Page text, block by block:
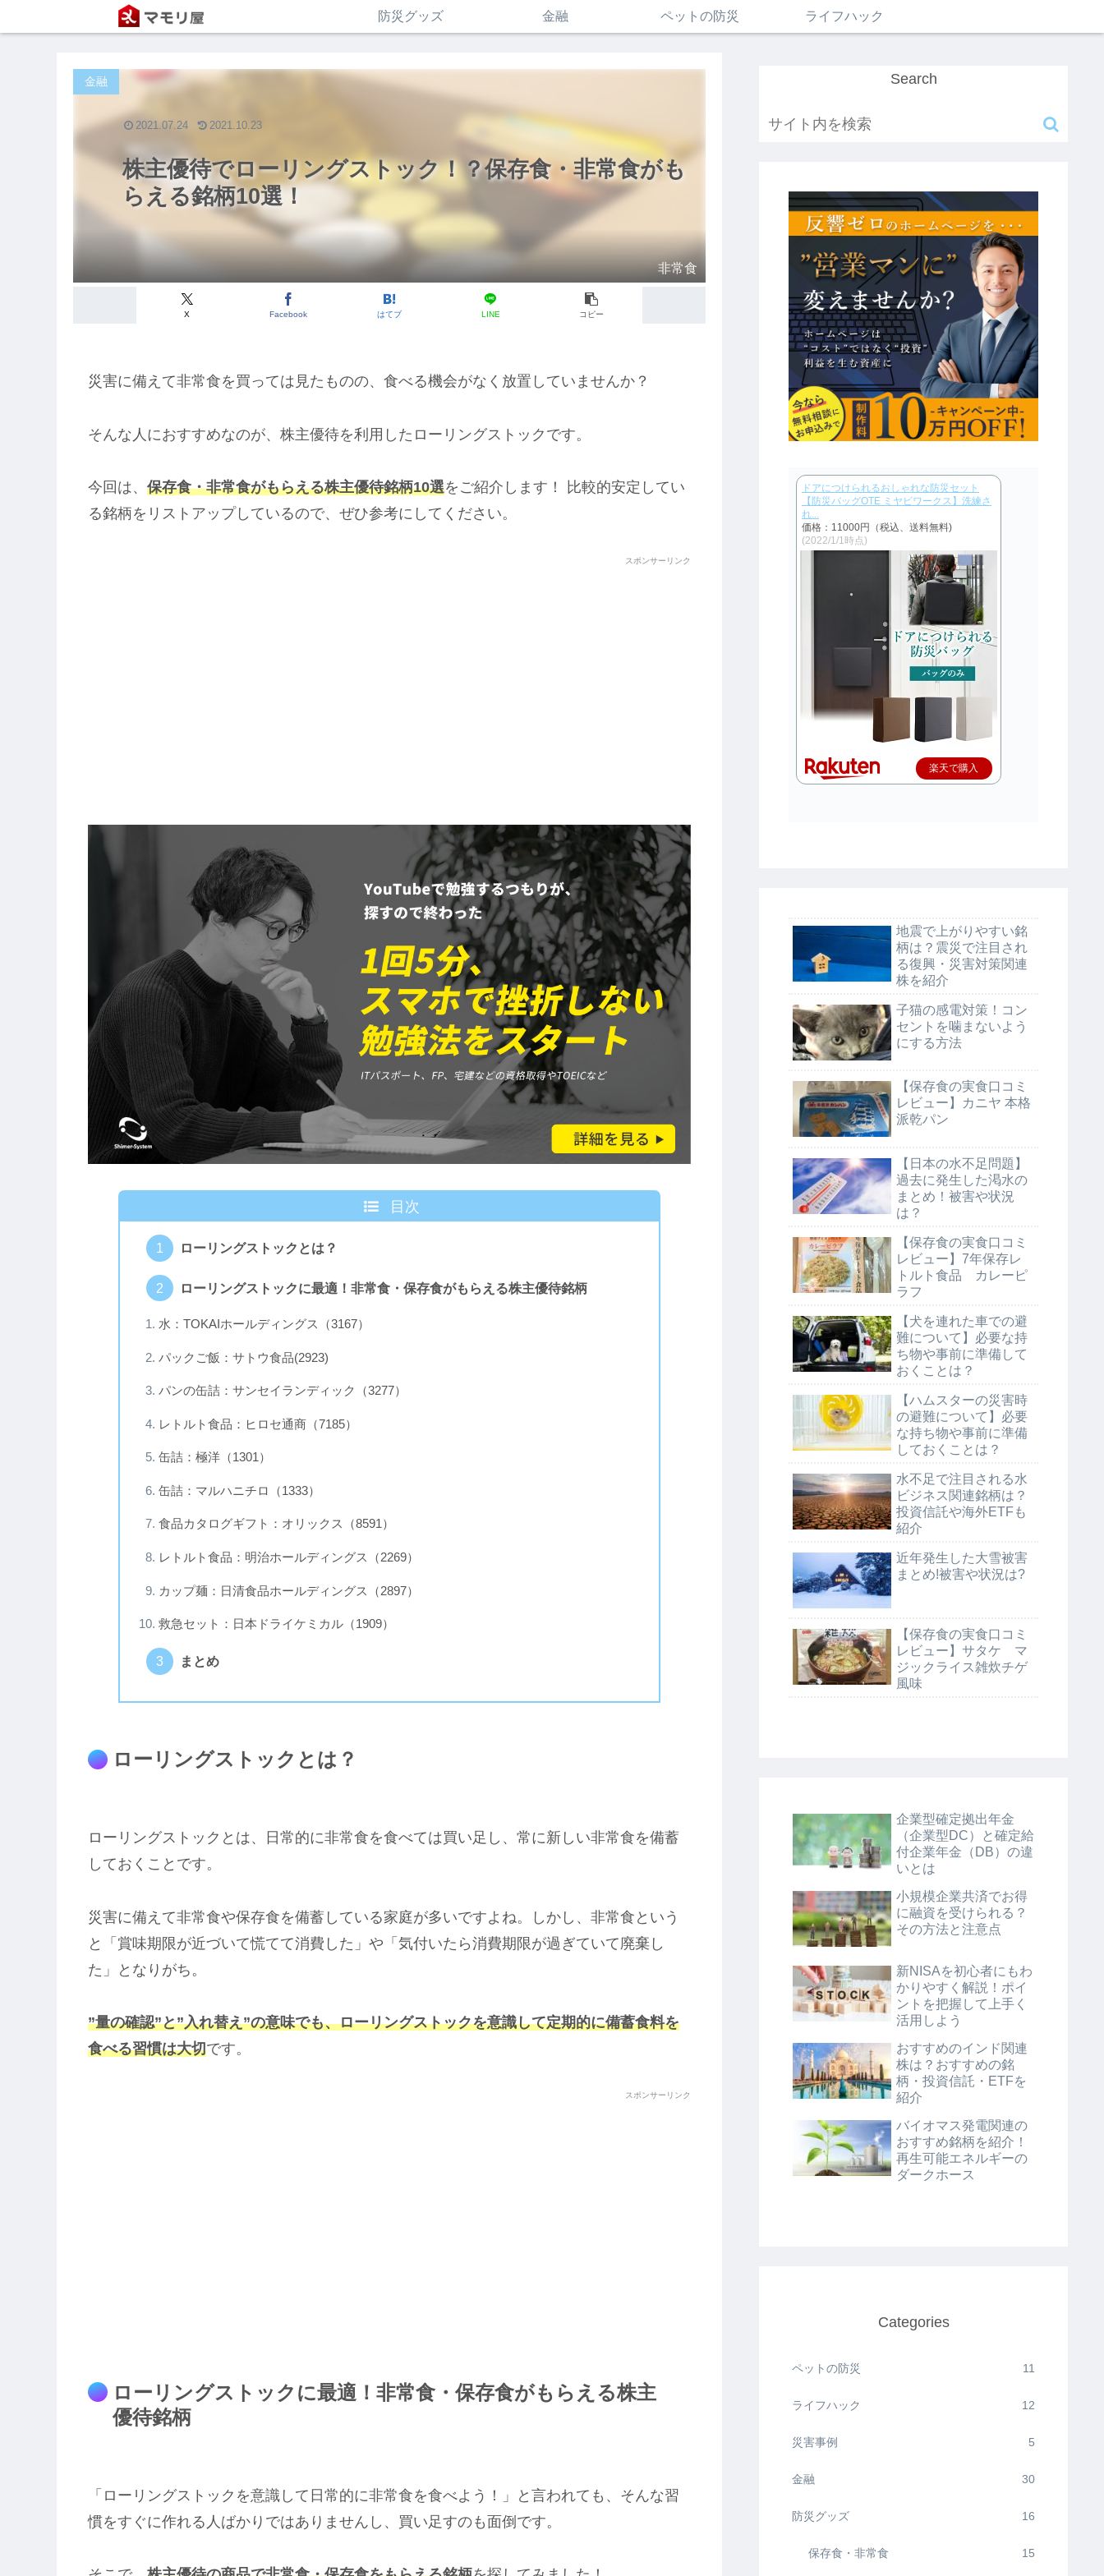
防災グッズ 金融 ペットの防災 ライフハック
株主優待でローリングストック！？保存食・非常食がも
らえる銘柄10選！
金融
非常食
X Facebook はてブ LINE コピー
2021.07.24 2021.10.23
災害に備えて非常食を買っては見たものの、食べる機会がなく放置していませんか？
そんな人におすすめなのが、株主優待を利用したローリングストックです。
今回は、 保存食・非常食がもらえる株主優待銘柄10選をご紹介します！ 比較的安定してい
る銘柄をリストアップしているので、ぜひ参考にしてください。
スポンサーリンク
目次
ローリングストックとは？
ローリングストックに最適！非常食・保存食がもらえる株主優待銘柄
水：TOKAIホールディングス（3167）
パックご飯：サトウ食品(2923)
パンの缶詰：サンセイランディック（3277）
レトルト食品：ヒロセ通商（7185）
缶詰：極洋（1301）
缶詰：マルハニチロ（1333）
食品カタログギフト：オリックス（8591）
レトルト食品：明治ホールディングス（2269）
カップ麺：日清食品ホールディングス（2897）
救急セット：日本ドライケミカル（1909）
まとめ
ローリングストックとは？
ローリングストックとは、日常的に非常食を食べては買い足し、常に新しい非常食を備蓄
しておくことです。
災害に備えて非常食や保存食を備蓄している家庭が多いですよね。しかし、非常食という
と「賞味期限が近づいて慌てて消費した」や「気付いたら消費期限が過ぎていて廃棄し
た」となりがち。
”量の確認”と”入れ替え”の意味でも、ローリングストックを意識して定期的に備蓄食料を
食べる習慣は大切です。
スポンサーリンク
ローリングストックに最適！非常食・保存食がもらえる株主
優待銘柄
「ローリングストックを意識して日常的に非常食を食べよう！」と言われても、そんな習
慣をすぐに作れる人ばかりではありませんし、買い足すのも面倒です。
Search
ドアにつけられるおしゃれな防災セット
【防災バッグOTE ミヤビワークス】洗練さ
れ...
価格：11000円（税込、送料無料)
(2022/1/1時点)
楽天で購入
地震で上がりやすい銘
柄は？震災で注目され
る復興・災害対策関連
株を紹介
子猫の感電対策！コン
セントを噛まないよう
にする方法
【保存食の実食口コミ
レビュー】カニヤ 本格
派乾パン
【日本の水不足問題】
過去に発生した渇水の
まとめ！被害や状況
は？
【保存食の実食口コミ
レビュー】7年保存レ
トルト食品 カレーピ
ラフ
【犬を連れた車での避
難について】必要な持
ち物や事前に準備して
おくことは？
【ハムスターの災害時
の避難について】必要
な持ち物や事前に準備
しておくことは？
水不足で注目される水
ビジネス関連銘柄は？
投資信託や海外ETFも
紹介
近年発生した大雪被害
まとめ!被害や状況は?
【保存食の実食口コミ
レビュー】サタケ マ
ジックライス雑炊チゲ
風味
企業型確定拠出年金
（企業型DC）と確定給
付企業年金（DB）の違
いとは
小規模企業共済でお得
に融資を受けられる？
その方法と注意点
新NISAを初心者にもわ
かりやすく解説！ポイ
ントを把握して上手く
活用しよう
おすすめのインド関連
株は？おすすめの銘
柄・投資信託・ETFを
紹介
バイオマス発電関連の
おすすめ銘柄を紹介！
再生可能エネルギーの
ダークホース
Categories
ペットの防災 11
ライフハック 12
災害事例 5
金融 30
防災グッズ 16
保存食・非常食 15